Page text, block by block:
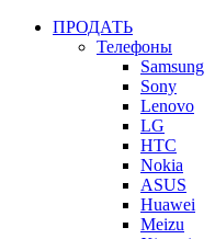
ПРОДАТЬ
Телефоны
Samsung
Sony
Lenovo
LG
HTC
Nokia
ASUS
Huawei
Meizu